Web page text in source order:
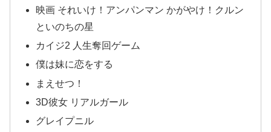
映画 それいけ！アンパンマン かがやけ！クルン
といのちの星
カイジ2 人生奪回ゲーム
僕は妹に恋をする
まえせつ！
3D彼女 リアルガール
グレイプニル